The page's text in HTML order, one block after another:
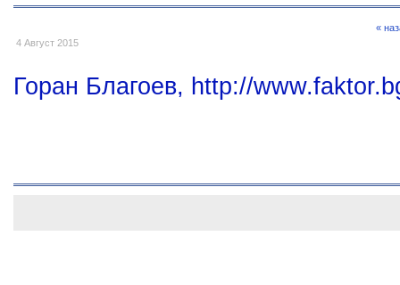
4 Август 2015
«
Горан Благоев, http://